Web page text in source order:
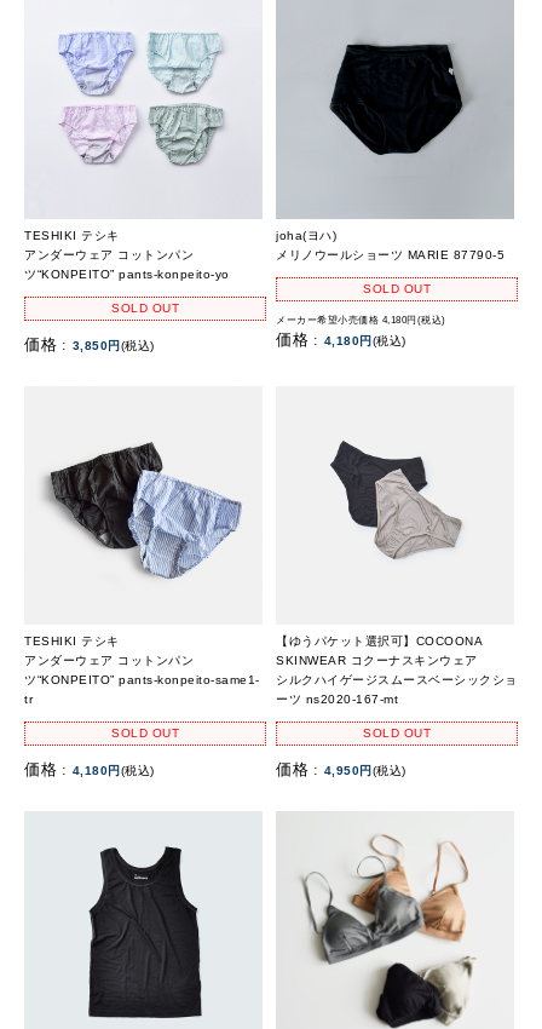
TESHIKI テシキ
アンダーウェア コットンパン
ツ“KONPEITO” pants-konpeito-yo
SOLD OUT
価格 : 3,850円(税込)
joha(ヨハ)
メリノウールショーツ MARIE 87790-5
SOLD OUT
メーカー希望小売価格 4,180円(税込)
価格 : 4,180円(税込)
TESHIKI テシキ
アンダーウェア コットンパン
ツ“KONPEITO” pants-konpeito-same1-
tr
SOLD OUT
価格 : 4,180円(税込)
【ゆうパケット選択可】COCOONA
SKINWEAR コクーナスキンウェア
シルクハイゲージスムースベーシックショ
ーツ ns2020-167-mt
SOLD OUT
価格 : 4,950円(税込)